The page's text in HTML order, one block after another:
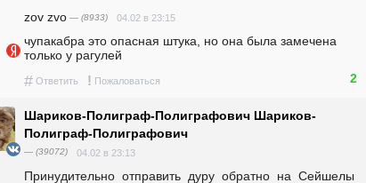
zov zvo — (8933) 04.02 в 23:15
чупакабра это опасная штука, но она была замечена
только у рагулей
# Ответить ! Пожаловаться 2
Шариков-Полиграф-Полиграфович Шариков-
Полиграф-Полиграфович
— (39072) 04.02 в 23:13
Принудительно  отправить  дуру  обратно  на  Сейшелы